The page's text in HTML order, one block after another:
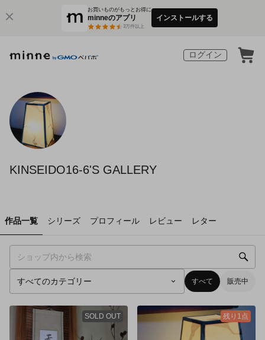
お買いものがもっとお得に
minneのアプリ
3万件以上
インストールする
ログイン
KINSEIDO16-6'S GALLERY
作品一覧 シリーズ プロフィール レビュー レター
すべて 販売中
SOLD OUT 残り1点